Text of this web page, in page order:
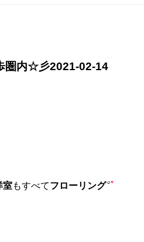
圏内☆彡2021-02-14
室もすべてフローリング